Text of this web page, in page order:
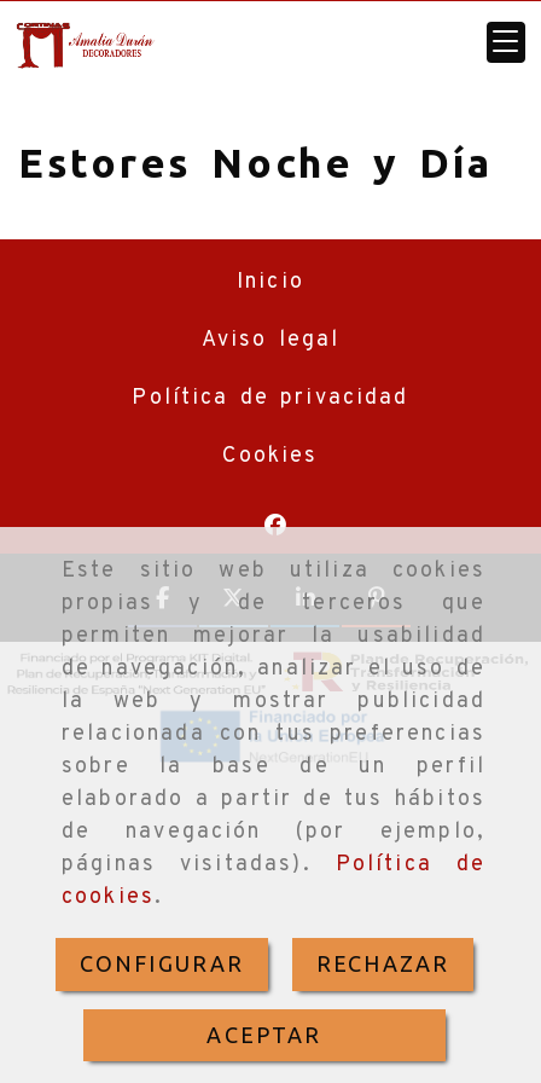
Este sitio web utiliza cookies
propias y de terceros que
permiten mejorar la usabilidad
de navegación, analizar el uso de
la web y mostrar publicidad
relacionada con tus preferencias
sobre la base de un perfil
elaborado a partir de tus hábitos
de navegación (por ejemplo,
páginas visitadas).
Política de
cookies.
CONFIGURAR RECHAZAR
ACEPTAR
Estores Noche y Día
Inicio
Aviso legal
Política de privacidad
Cookies